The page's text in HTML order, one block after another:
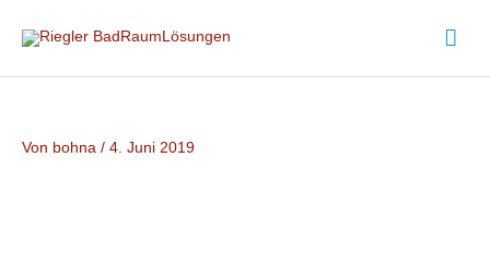
Inhalt
Von bohna / 4. Juni 2019